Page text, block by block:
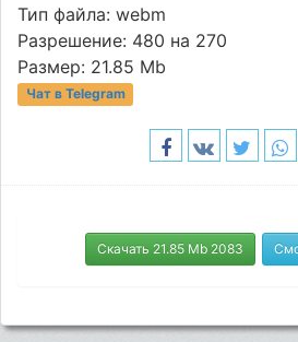
Тип файла: webm
Разрешение: 480 на 270
Размер: 21.85 Mb
Чат в Telegram
Скачать 21.85 Mb 2083